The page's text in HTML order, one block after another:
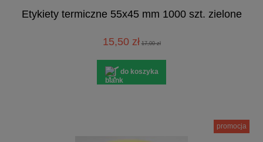
Etykiety termiczne 55x45 mm 1000 szt. zielone
15,50 zł 17,00 zł
do koszyka
promocja